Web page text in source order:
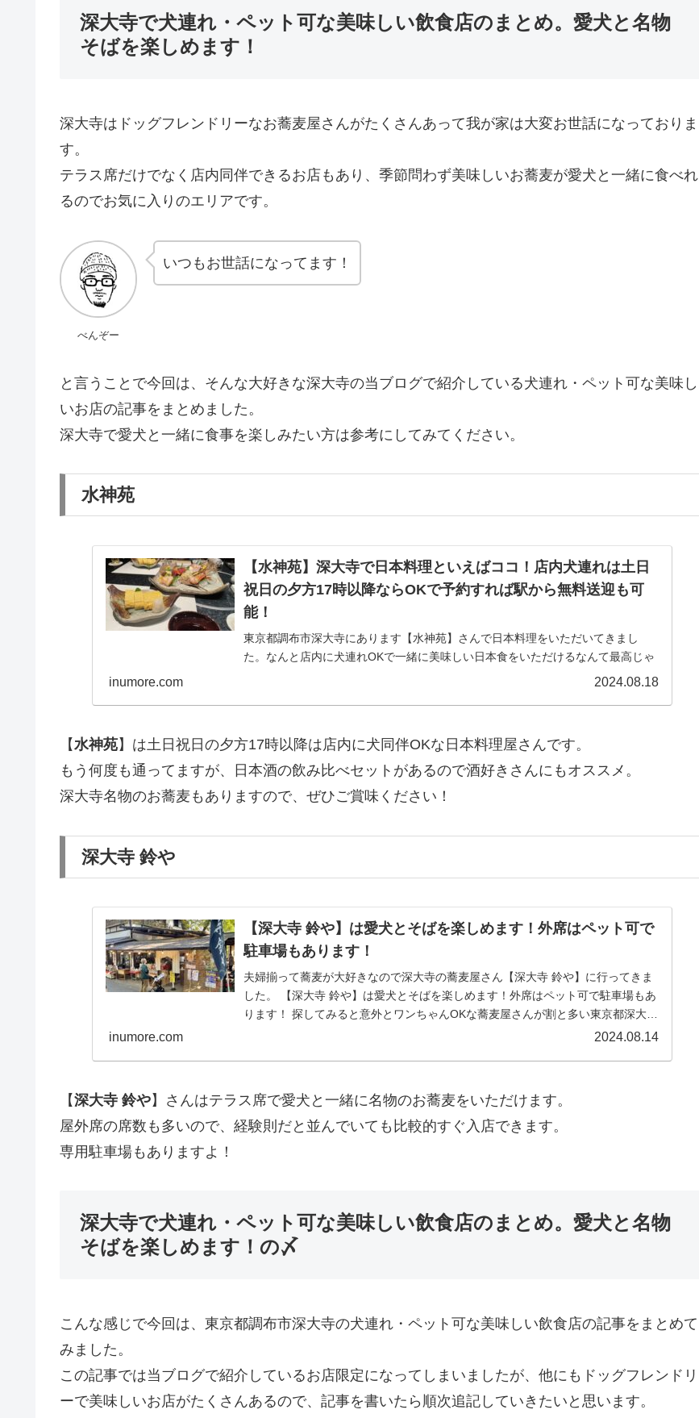
深大寺で犬連れ・ペット可な美味しい飲食店のまとめ。愛犬と名物
そばを楽しめます！
深大寺はドッグフレンドリーなお蕎麦屋さんがたくさんあって我が家は大変お世話になっておりま
す。
テラス席だけでなく店内同伴できるお店もあり、季節問わず美味しいお蕎麦が愛犬と一緒に食べれ
るのでお気に入りのエリアです。
べんぞー
いつもお世話になってます！
と言うことで今回は、そんな大好きな深大寺の当ブログで紹介している犬連れ・ペット可な美味し
いお店の記事をまとめました。
深大寺で愛犬と一緒に食事を楽しみたい方は参考にしてみてください。
水神苑
【水神苑】深大寺で日本料理といえばココ！店内犬連れは土日
祝日の夕方17時以降ならOKで予約すれば駅から無料送迎も可
能！
東京都調布市深大寺にあります【水神苑】さんで日本料理をいただいてきまし
た。なんと店内に犬連れOKで一緒に美味しい日本食をいただけるなんて最高じゃ
ないですか!?ワンちゃん用のメニューもありますし、事前予約で最寄り駅からの
inumore.com 2024.08.18
【水神苑】は土日祝日の夕方17時以降は店内に犬同伴OKな日本料理屋さんです。
もう何度も通ってますが、日本酒の飲み比べセットがあるので酒好きさんにもオススメ。
深大寺名物のお蕎麦もありますので、ぜひご賞味ください！
深大寺 鈴や
【深大寺 鈴や】は愛犬とそばを楽しめます！外席はペット可で
駐車場もあります！
夫婦揃って蕎麦が大好きなので深大寺の蕎麦屋さん【深大寺 鈴や】に行ってきま
した。 【深大寺 鈴や】は愛犬とそばを楽しめます！外席はペット可で駐車場もあ
ります！ 探してみると意外とワンちゃんOKな蕎麦屋さんが割と多い東京都深大寺
inumore.com 2024.08.14
【深大寺 鈴や】さんはテラス席で愛犬と一緒に名物のお蕎麦をいただけます。
屋外席の席数も多いので、経験則だと並んでいても比較的すぐ入店できます。
専用駐車場もありますよ！
深大寺で犬連れ・ペット可な美味しい飲食店のまとめ。愛犬と名物
そばを楽しめます！の〆
こんな感じで今回は、東京都調布市深大寺の犬連れ・ペット可な美味しい飲食店の記事をまとめて
みました。
この記事では当ブログで紹介しているお店限定になってしまいましたが、他にもドッグフレンドリ
ーで美味しいお店がたくさんあるので、記事を書いたら順次追記していきたいと思います。